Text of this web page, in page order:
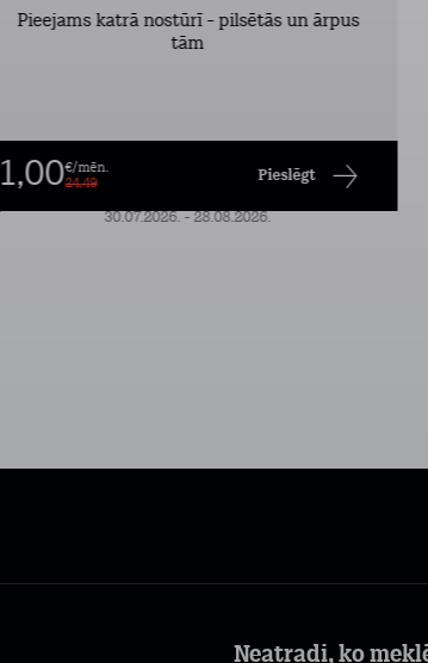
Pieejams katrā nostūrī - pilsētās un ārpus
tām
1,00€/mēn.
24,49
Pieslēgt
30.07.2026. - 28.08.2026.
Neatradi, ko